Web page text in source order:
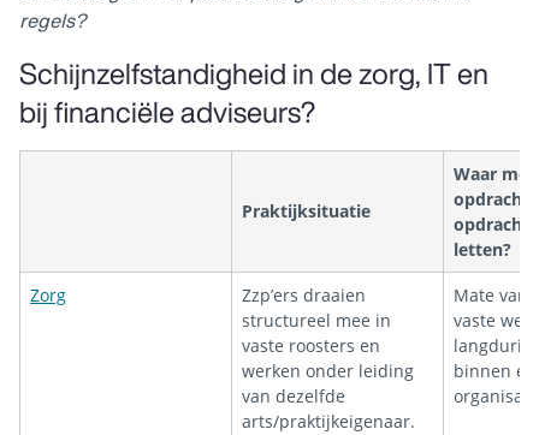
regels?
Schijnzelfstandigheid in de zorg, IT en
bij financiële adviseurs?
Praktijksituatie
Waar
letten?
Zorg
Zzp’ers draaien
structureel mee in
vaste roosters en
werken onder leiding
van dezelfde
arts/praktijkeigenaar.
Mate van
vaste
binnen